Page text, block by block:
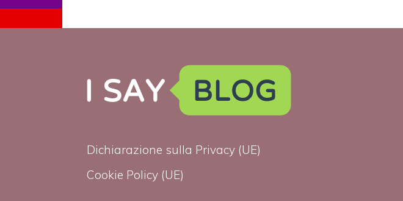
partito”
Dichiarazione sulla Privacy (UE)
Cookie Policy (UE)